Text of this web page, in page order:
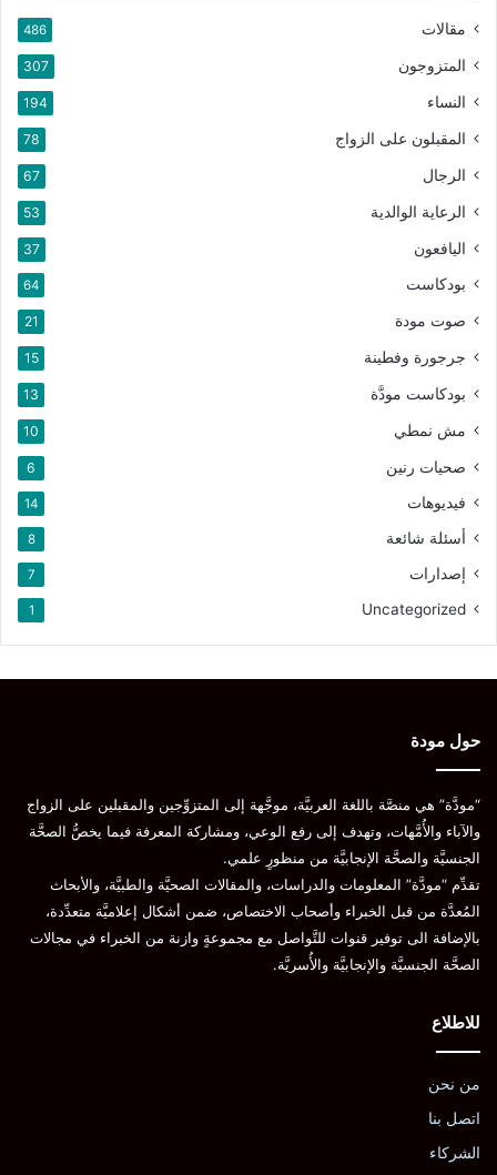
مقالات 486
المتزوجون 307
النساء 194
المقبلون على الزواج 78
الرجال 67
الرعاية الوالدية 53
اليافعون 37
بودكاست 64
صوت مودة 21
جرجورة وفطينة 15
بودكاست مودَّة 13
مش نمطي 10
صحيات رنين 6
فيديوهات 14
أسئلة شائعة 8
إصدارات 7
Uncategorized
1
حول مودة
“مودَّة” هي منصَّة باللغة العربيَّة، موجَّهة إلى المتزوِّجين والمقبلين على الزواج
والآباء والأُمَّهات، وتهدف إلى رفع الوعي، ومشاركة المعرفة فيما يخصُّ الصحَّة
الجنسيَّة والصحَّة الإنجابيَّة من منظورٍ علمي.
تقدِّم “مودَّة” المعلومات والدراسات، والمقالات الصحيَّة والطبيَّة، والأبحاث
المُعدَّة من قبل الخبراء وأصحاب الاختصاص، ضمن أشكال إعلاميَّة متعدِّدة،
بالإضافة الى توفير قنوات للتَّواصل مع مجموعةٍ وازنة من الخبراء في مجالات
الصحَّة الجنسيَّة والإنجابيَّة والأُسريَّة.
للاطلاع
من نحن
اتصل بنا
الشركاء